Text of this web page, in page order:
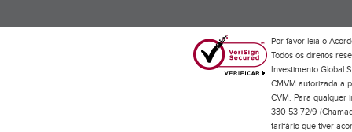
Por favor leia o
Todos os direitos
Investimento Global
CMVM autorizada a
CVM. Para qualquer
330 53 72/9
tarifário que tiver